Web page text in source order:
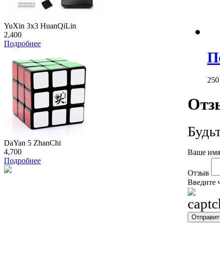
YuXin 3x3 HuanQiLin
2,400
Подробнее
DaYan 5 ZhanChi
4,700
Подробнее
Ваше
Отзыв
Введите